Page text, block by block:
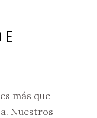
más que
Nuestros